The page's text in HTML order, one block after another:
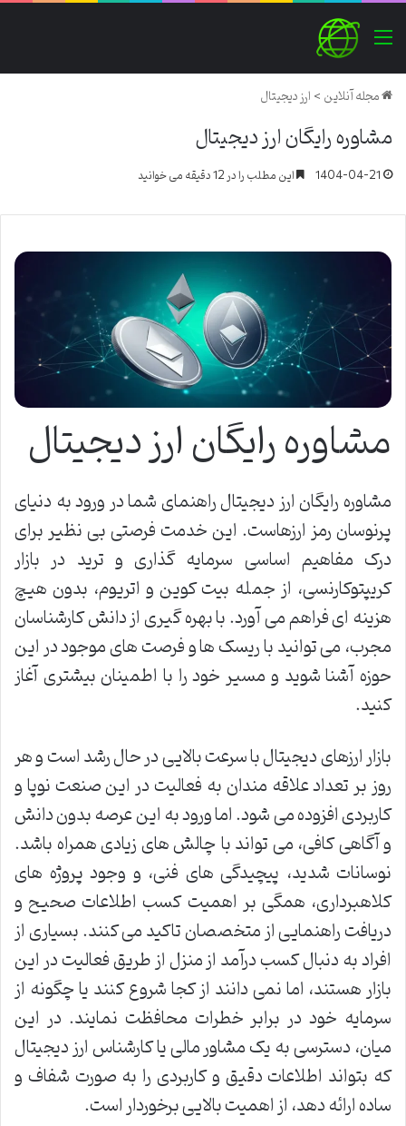
منو
مجله آنلاین>ارز دیجیتال
مشاوره رایگان ارز دیجیتال
1404-04-21 این مطلب را در 12 دقیقه می خوانید
مشاوره رایگان ارز دیجیتال
مشاوره رایگان ارز دیجیتال راهنمای شما در ورود به دنیای
پرنوسان رمز ارزهاست. این خدمت فرصتی بی نظیر برای
درک مفاهیم اساسی سرمایه گذاری و ترید در بازار
کریپتوکارنسی، از جمله بیت کوین و اتریوم، بدون هیچ
هزینه ای فراهم می آورد. با بهره گیری از دانش کارشناسان
مجرب، می توانید با ریسک ها و فرصت های موجود در این
حوزه آشنا شوید و مسیر خود را با اطمینان بیشتری آغاز
کنید.
بازار ارزهای دیجیتال با سرعت بالایی در حال رشد است و هر
روز بر تعداد علاقه مندان به فعالیت در این صنعت نوپا و
کاربردی افزوده می شود. اما ورود به این عرصه بدون دانش
و آگاهی کافی، می تواند با چالش های زیادی همراه باشد.
نوسانات شدید، پیچیدگی های فنی، و وجود پروژه های
کلاهبرداری، همگی بر اهمیت کسب اطلاعات صحیح و
دریافت راهنمایی از متخصصان تاکید می کنند. بسیاری از
افراد به دنبال کسب درآمد از منزل از طریق فعالیت در این
بازار هستند، اما نمی دانند از کجا شروع کنند یا چگونه از
سرمایه خود در برابر خطرات محافظت نمایند. در این
میان، دسترسی به یک مشاور مالی یا کارشناس ارز دیجیتال
که بتواند اطلاعات دقیق و کاربردی را به صورت شفاف و
ساده ارائه دهد، از اهمیت بالایی برخوردار است.